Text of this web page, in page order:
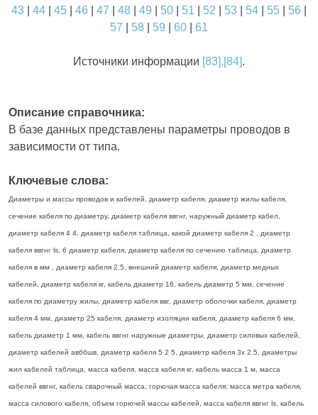
43 44 45 46 47 48 49 50 51 52 53 54 55 56
57
58 59 60 61
Источники информации [83],[84].
Описание справочника:
В базе данных представлены параметры проводов в
зависимости от типа.
Ключевые слова:
Диаметры и массы проводов и кабелей, диаметр кабеля, диаметр жилы кабеля,
сечение кабеля по диаметру, диаметр кабеля ввгнг, наружный диаметр кабел,
диаметр кабеля 4 4, диаметр кабеля таблица, какой диаметр кабеля 2 , диаметр
кабеля ввгнг ls, 6 диаметр кабеля, диаметр кабеля по сечению таблица, диаметр
кабеля в мм , диаметр кабеля 2.5, внешний диаметр кабеля, диаметр медных
кабелей, диаметр кабеля кг, кабель диаметр 16, кабель диаметр 5 мм, сечение
кабеля по диаметру жилы, диаметр кабеля ввг, диаметр оболочки кабеля, диаметр
кабеля 4 мм, диаметр 25 кабеля, диаметр изоляции кабеля, диаметр кабеля 6 мм,
кабель диаметр 1 мм, кабель ввгнг наружные диаметры, диаметр силовых кабелей,
диаметр кабелей авббшв, диаметр кабеля 5 2 5, диаметр кабеля 3х 2.5, диаметры
жил кабелей таблица, масса кабеля, масса кабеля кг, кабель масса 1 м, масса
кабелей ввгнг, кабель сварочный масса, горючая масса кабеля, масса метра кабеля,
масса силового кабеля, объем горючей массы кабелей, масса кабеля ввгнг ls, кабель